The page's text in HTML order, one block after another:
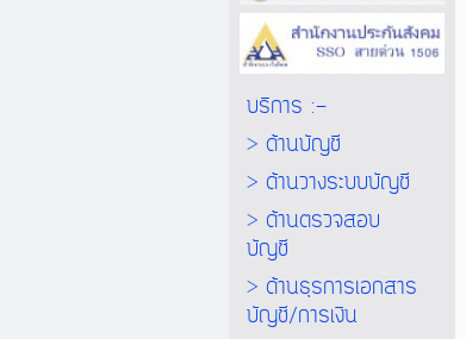
บริการ :-
> ด้านบัญชี
> ด้านวางระบบบัญชี
> ด้านตรวจสอบ
บัญชี
> ด้านธุรการเอกสาร
บัญชี/การเงิน